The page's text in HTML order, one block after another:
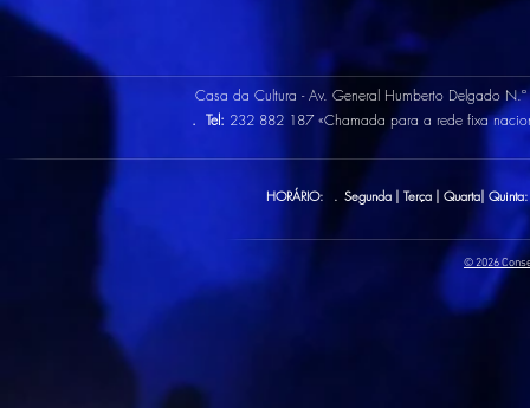
Casa da Cultura - Av. General Humberto Delgado
. Tel: 232 882 187 «Chamada para a rede fixa
HORÁRIO: . Segunda | Terça | Quarta|
© 2026